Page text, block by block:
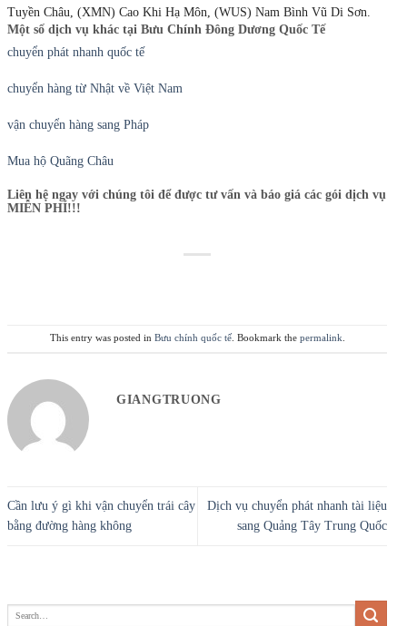
Tuyền Châu, (XMN) Cao Khi Hạ Môn, (WUS) Nam Bình Vũ Di Sơn.
Một số dịch vụ khác tại Bưu Chính Đông Dương Quốc Tế
chuyển phát nhanh quốc tế
chuyển hàng từ Nhật về Việt Nam
vận chuyển hàng sang Pháp
Mua hộ Quãng Châu
Liên hệ ngay với chúng tôi để được tư vấn và báo giá các gói dịch vụ
MIỄN PHÍ!!!
This entry was posted in Bưu chính quốc tế. Bookmark the permalink
GIANGTRUONG
Cần lưu ý gì khi vận chuyển trái cây
bằng đường hàng không
Dịch vụ chuyển phát nhanh tài liệu
sang Quảng Tây Trung Quốc